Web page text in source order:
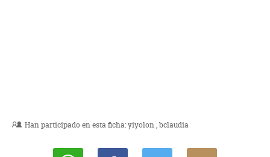
Han participado en esta ficha:yiyolon bclaudia